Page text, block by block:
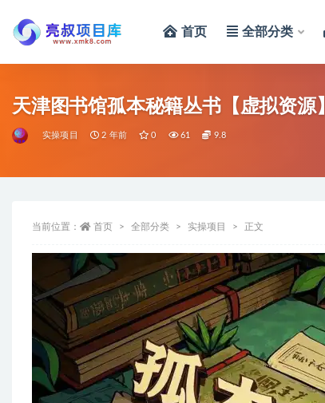
首页 全部分类
天津图书馆孤本秘籍丛书【虚拟资源】
实操项目 2 年前 0 61 9.8
当前位置： 首页 全部分类 实操项目 正文